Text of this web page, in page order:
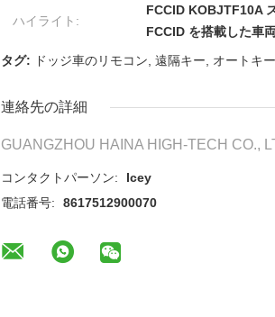
ハイライト:
FCCID KOBJTF10A
FCCID を搭載した車
タグ:
ドッジ車のリモコン, 遠隔キー, オートキー
連絡先の詳細
GUANGZHOU HAINA HIGH-TECH CO.,
コンタクトパーソン:
Icey
電話番号:
8617512900070